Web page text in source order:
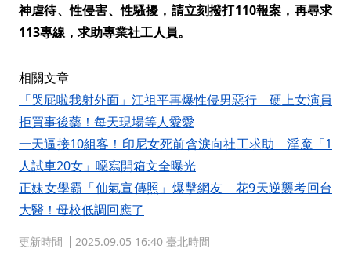
神虐待、性侵害、性騷擾，請立刻撥打110報案，再尋求
113專線，求助專業社工人員。
相關文章
「哭屁啦我射外面」江祖平再爆性侵男惡行 硬上女演員
拒買事後藥！每天現場等人愛愛
一天逼接10組客！印尼女死前含淚向社工求助 淫魔「1
人試車20女」噁寫開箱文全曝光
正妹女學霸「仙氣宣傳照」爆擊網友 花9天逆襲考回台
大醫！母校低調回應了
更新時間 2025.09.05 16:40 臺北時間